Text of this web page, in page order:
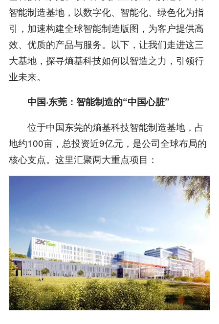
智能制造基地，以数字化、智能化、绿色化为指
引，加速构建全球智能制造版图，为客户提供高
效、优质的产品与服务。以下，让我们走进这三
大基地，探寻熵基科技如何以智造之力，引领行
业未来。
中国·东莞：智能制造的“中国心脏”
位于中国东莞的熵基科技智能制造基地，占
地约100亩，总投资近9亿元，是公司全球布局的
核心支点。这里汇聚两大重点项目：